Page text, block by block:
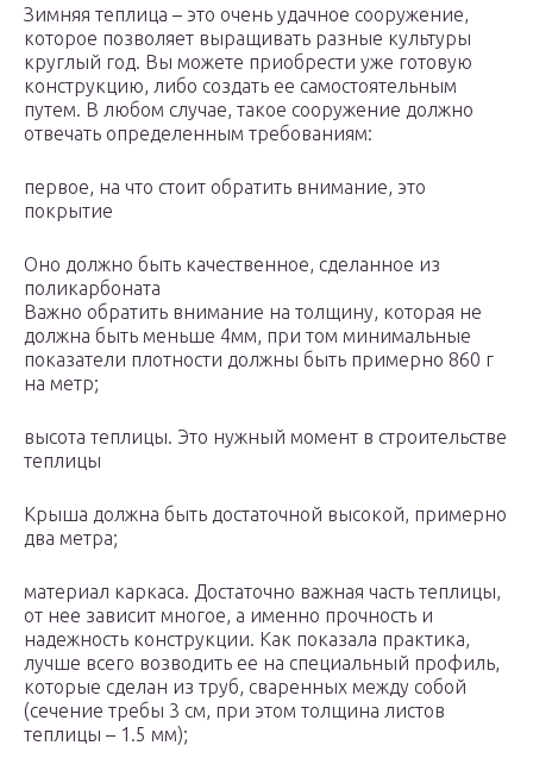
Зимняя теплица – это очень удачное сооружение,
которое позволяет выращивать разные культуры
круглый год. Вы можете приобрести уже готовую
конструкцию, либо создать ее самостоятельным
путем. В любом случае, такое сооружение должно
отвечать определенным требованиям:
первое, на что стоит обратить внимание, это
покрытие
Оно должно быть качественное, сделанное из
поликарбоната
Важно обратить внимание на толщину, которая не
должна быть меньше 4мм, при том минимальные
показатели плотности должны быть примерно 860 г
на метр;
высота теплицы. Это нужный момент в строительстве
теплицы
Крыша должна быть достаточной высокой, примерно
два метра;
материал каркаса. Достаточно важная часть теплицы,
от нее зависит многое, а именно прочность и
надежность конструкции. Как показала практика,
лучше всего возводить ее на специальный профиль,
которые сделан из труб, сваренных между собой
(сечение требы 3 см, при этом толщина листов
теплицы – 1.5 мм);